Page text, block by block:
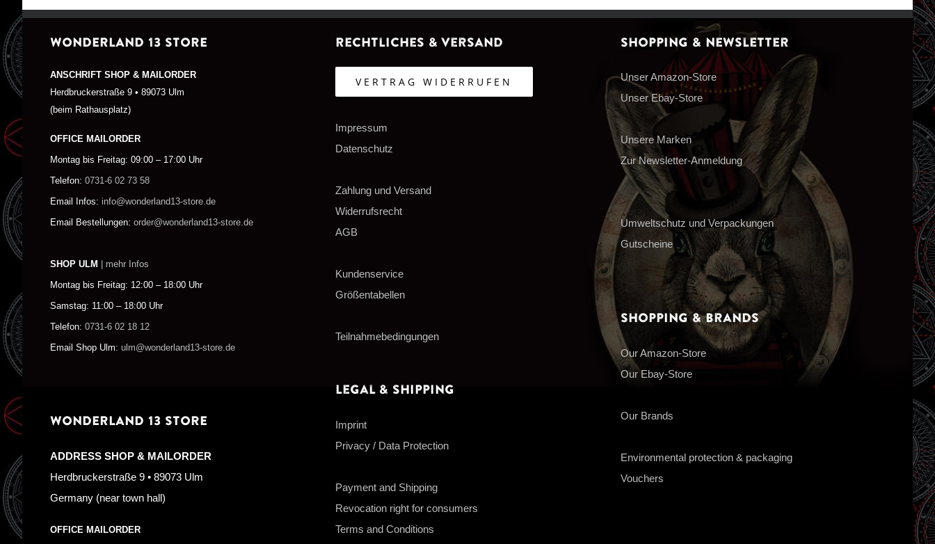
WONDERLAND 13 STORE
ANSCHRIFT SHOP & MAILORDER
Herdbruckerstraße 9 • 89073 Ulm
(beim Rathausplatz)
OFFICE MAILORDER
Montag bis Freitag: 09:00 – 17:00 Uhr
Telefon: 0731-6 02 73 58
Email Infos: info@wonderland13-store.de
Email Bestellungen: order@wonderland13-store.de
SHOP ULM | mehr Infos
Montag bis Freitag: 12:00 – 18:00 Uhr
Samstag: 11:00 – 18:00 Uhr
Telefon: 0731-6 02 18 12
Email Shop Ulm: ulm@wonderland13-store.de
WONDERLAND 13 STORE
ADDRESS SHOP & MAILORDER
Herdbruckerstraße 9 • 89073 Ulm
Germany (near town hall)
OFFICE MAILORDER
Rechtliches & Versand
VERTRAG WIDERRUFEN
Impressum
Datenschutz
Zahlung und Versand
Widerrufsrecht
AGB
Kundenservice
Größentabellen
Teilnahmebedingungen
Legal & Shipping
Imprint
Privacy / Data Protection
Payment and Shipping
Revocation right for consumers
Terms and Conditions
Shopping & Newsletter
Unser Amazon-Store
Unser Ebay-Store
Unsere Marken
Zur Newsletter-Anmeldung
Umweltschutz und Verpackungen
Gutscheine
Shopping & Brands
Our Amazon-Store
Our Ebay-Store
Our Brands
Environmental protection & packaging
Vouchers